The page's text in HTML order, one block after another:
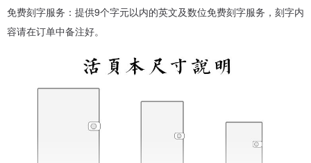
免费刻字服务：提供9个字元以内的英文及数位免费刻字服务，刻字内
容请在订单中备注好。